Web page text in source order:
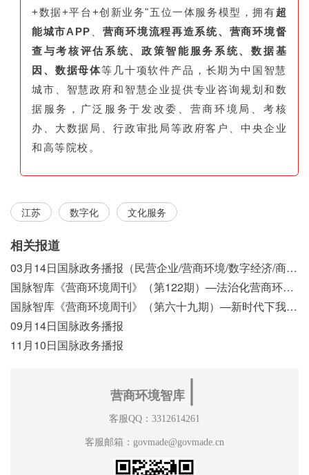
+数据+平台+创新业务"五位一体服务模型，拥有超
能城市APP
营商环境流程再造系统、营商环境督
查与考核评估系统、政策智能服务系统、数据基
因、数据母体等几十项软件产品，长期为中国智慧
城市、智慧政府和智慧企业提供专业咨询规划和数
据服务，广泛服务于发改委、营商环境局、考核
办、大数据局、行政审批局等政府客户、中央企业
和高等院校。
江苏 数字化 文化服务
相关报道
03月14日国脉政务播报（民营企业/营商环境/数字经济/商事制度改革）
国脉智库《营商环境周刊》（第122期）—法治化营商环境视域下我国行政执法公示制度浅析
国脉智库《营商环境周刊》（第六十九期）—新时代下我国营商环境标准体系构建初探
09月14日国脉政务播报
11月10日国脉政务播报
营商环境智库
客服QQ：3312614261
客服邮箱：govmade@govmade.cn